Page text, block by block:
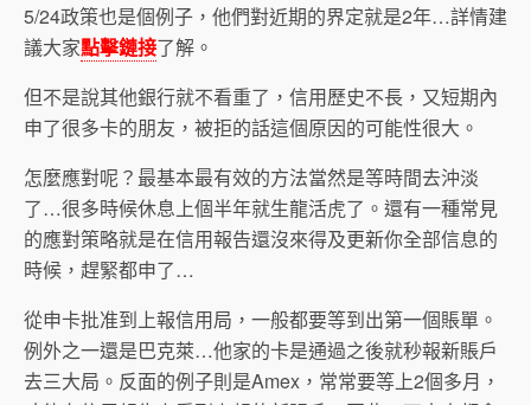
5/24政策也是個例子，他們對近期的界定就是2年…詳情建
議大家點擊鏈接了解。
但不是說其他銀行就不看重了，信用歷史不長，又短期內
申了很多卡的朋友，被拒的話這個原因的可能性很大。
怎麼應對呢？最基本最有效的方法當然是等時間去沖淡
了…很多時候休息上個半年就生龍活虎了。還有一種常見
的應對策略就是在信用報告還沒來得及更新你全部信息的
時候，趕緊都申了…
從申卡批准到上報信用局，一般都要等到出第一個賬單。
例外之一還是巴克萊…他家的卡是通過之後就秒報新賬戶
去三大局。反面的例子則是Amex，常常要等上2個多月，